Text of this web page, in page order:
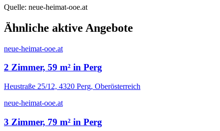
Quelle: neue-heimat-ooe.at
Ähnliche aktive Angebote
neue-heimat-ooe.at
2 Zimmer, 59 m² in Perg
Heustraße 25/12, 4320 Perg, Oberösterreich
neue-heimat-ooe.at
3 Zimmer, 79 m² in Perg